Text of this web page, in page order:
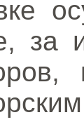
за